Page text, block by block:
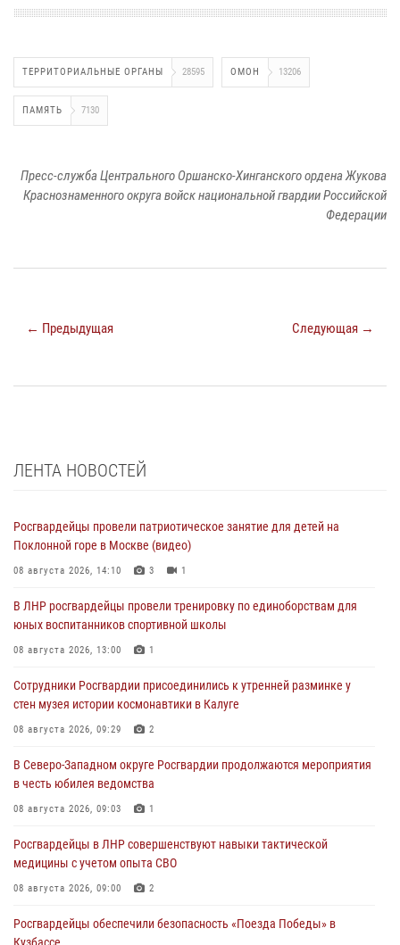
ТЕРРИТОРИАЛЬНЫЕ ОРГАНЫ 28595 ОМОН 13206
ПАМЯТЬ 7130
Пресс-служба Центрального Оршанско-Хинганского ордена Жукова
Краснознаменного округа войск национальной гвардии Российской
Федерации
← Предыдущая Следующая →
ЛЕНТА НОВОСТЕЙ
Росгвардейцы провели патриотическое занятие для детей на
Поклонной горе в Москве (видео)
08 августа 2026, 14:10 3 1
В ЛНР росгвардейцы провели тренировку по единоборствам для
юных воспитанников спортивной школы
08 августа 2026, 13:00 1
Сотрудники Росгвардии присоединились к утренней разминке у
стен музея истории космонавтики в Калуге
08 августа 2026, 09:29 2
В Северо-Западном округе Росгвардии продолжаются мероприятия
в честь юбилея ведомства
08 августа 2026, 09:03 1
Росгвардейцы в ЛНР совершенствуют навыки тактической
медицины с учетом опыта СВО
08 августа 2026, 09:00 2
Росгвардейцы обеспечили безопасность «Поезда Победы» в
Кузбассе